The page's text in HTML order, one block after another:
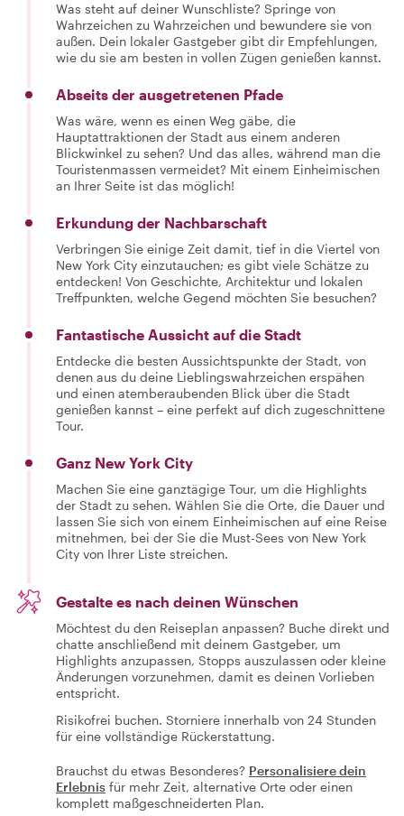
Was steht auf deiner Wunschliste? Springe von
Wahrzeichen zu Wahrzeichen und bewundere sie von
außen. Dein lokaler Gastgeber gibt dir Empfehlungen,
wie du sie am besten in vollen Zügen genießen kannst.
Abseits der ausgetretenen Pfade
Was wäre, wenn es einen Weg gäbe, die
Hauptattraktionen der Stadt aus einem anderen
Blickwinkel zu sehen? Und das alles, während man die
Touristenmassen vermeidet? Mit einem Einheimischen
an Ihrer Seite ist das möglich!
Erkundung der Nachbarschaft
Verbringen Sie einige Zeit damit, tief in die Viertel von
New York City einzutauchen; es gibt viele Schätze zu
entdecken! Von Geschichte, Architektur und lokalen
Treffpunkten, welche Gegend möchten Sie besuchen?
Fantastische Aussicht auf die Stadt
Entdecke die besten Aussichtspunkte der Stadt, von
denen aus du deine Lieblingswahrzeichen erspähen
und einen atemberaubenden Blick über die Stadt
genießen kannst – eine perfekt auf dich zugeschnittene
Tour.
Ganz New York City
Machen Sie eine ganztägige Tour, um die Highlights
der Stadt zu sehen. Wählen Sie die Orte, die Dauer und
lassen Sie sich von einem Einheimischen auf eine Reise
mitnehmen, bei der Sie die Must-Sees von New York
City von Ihrer Liste streichen.
Gestalte es nach deinen Wünschen
Möchtest du den Reiseplan anpassen? Buche direkt und
chatte anschließend mit deinem Gastgeber, um
Highlights anzupassen, Stopps auszulassen oder kleine
Änderungen vorzunehmen, damit es deinen Vorlieben
entspricht.
Risikofrei buchen. Storniere innerhalb von 24 Stunden
für eine vollständige Rückerstattung.
Brauchst du etwas Besonderes? Personalisiere dein
Erlebnis für mehr Zeit, alternative Orte oder einen
komplett maßgeschneiderten Plan.